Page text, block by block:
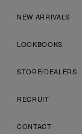
NEW ARRIVALS
LOOKBOOKS
STORE/DEALERS
RECRUIT
CONTACT